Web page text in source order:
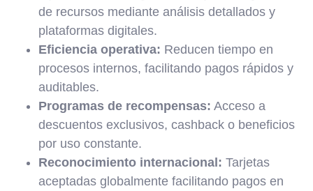
de recursos mediante análisis detallados y
plataformas digitales.
Eficiencia operativa: Reducen tiempo en
procesos internos, facilitando pagos rápidos y
auditables.
Programas de recompensas: Acceso a
descuentos exclusivos, cashback o beneficios
por uso constante.
Reconocimiento internacional: Tarjetas
aceptadas globalmente facilitando pagos en